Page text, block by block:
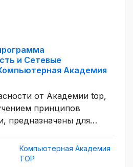
и Сетевые
Академия
от Академии top,
принципов
предназначены для
всех, кто
защиты
расширения
Компьютерная Академия
TOP